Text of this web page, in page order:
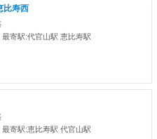
比寿西
最寄駅:代官山駅 恵比寿駅
最寄駅:恵比寿駅 代官山駅